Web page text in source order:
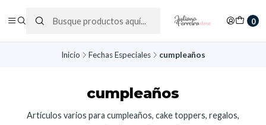
0
Inicio Fechas Especiales cumpleaños
cumpleaños
Artículos varios para cumpleaños, cake toppers, regalos,